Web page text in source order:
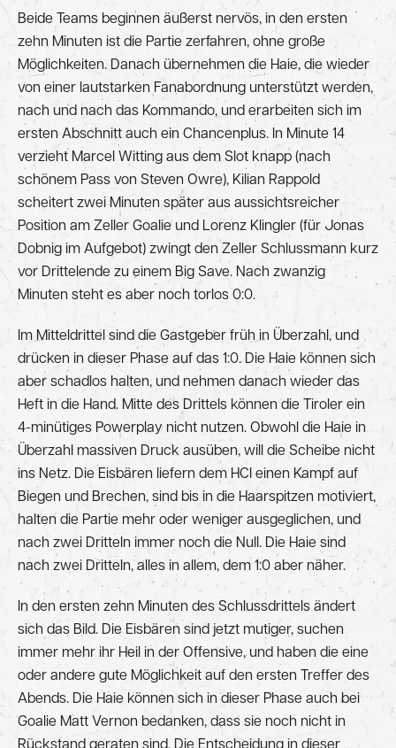
Beide Teams beginnen äußerst nervös, in den ersten
zehn Minuten ist die Partie zerfahren, ohne große
Möglichkeiten. Danach übernehmen die Haie, die wieder
von einer lautstarken Fanabordnung unterstützt werden,
nach und nach das Kommando, und erarbeiten sich im
ersten Abschnitt auch ein Chancenplus. In Minute 14
verzieht Marcel Witting aus dem Slot knapp (nach
schönem Pass von Steven Owre), Kilian Rappold
scheitert zwei Minuten später aus aussichtsreicher
Position am Zeller Goalie und Lorenz Klingler (für Jonas
Dobnig im Aufgebot) zwingt den Zeller Schlussmann kurz
vor Drittelende zu einem Big Save. Nach zwanzig
Minuten steht es aber noch torlos 0:0.
Im Mitteldrittel sind die Gastgeber früh in Überzahl, und
drücken in dieser Phase auf das 1:0. Die Haie können sich
aber schadlos halten, und nehmen danach wieder das
Heft in die Hand. Mitte des Drittels können die Tiroler ein
4-minütiges Powerplay nicht nutzen. Obwohl die Haie in
Überzahl massiven Druck ausüben, will die Scheibe nicht
ins Netz. Die Eisbären liefern dem HCI einen Kampf auf
Biegen und Brechen, sind bis in die Haarspitzen motiviert,
halten die Partie mehr oder weniger ausgeglichen, und
nach zwei Dritteln immer noch die Null. Die Haie sind
nach zwei Dritteln, alles in allem, dem 1:0 aber näher.
In den ersten zehn Minuten des Schlussdrittels ändert
sich das Bild. Die Eisbären sind jetzt mutiger, suchen
immer mehr ihr Heil in der Offensive, und haben die eine
oder andere gute Möglichkeit auf den ersten Treffer des
Abends. Die Haie können sich in dieser Phase auch bei
Goalie Matt Vernon bedanken, dass sie noch nicht in
Rückstand geraten sind. Die Entscheidung in dieser